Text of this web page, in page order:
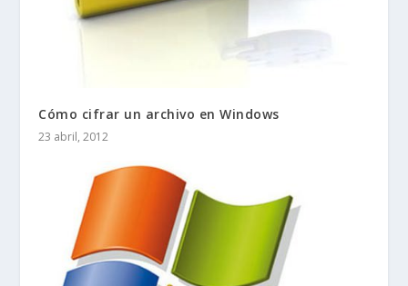
Cómo cifrar un archivo en Windows
23 abril, 2012